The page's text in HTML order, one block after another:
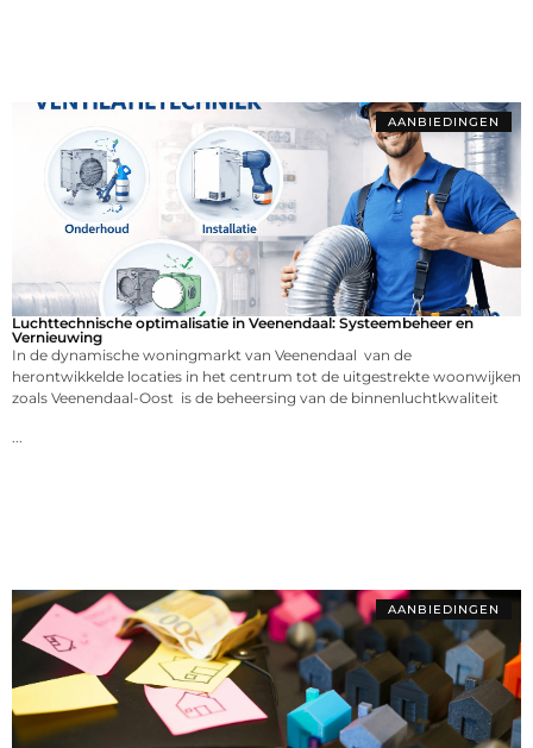
AANBIEDINGEN
Luchttechnische optimalisatie in Veenendaal: Systeembeheer en
Vernieuwing
In de dynamische woningmarkt van Veenendaal van de
herontwikkelde locaties in het centrum tot de uitgestrekte woonwijken
zoals Veenendaal-Oost is de beheersing van de binnenluchtkwaliteit
AANBIEDINGEN